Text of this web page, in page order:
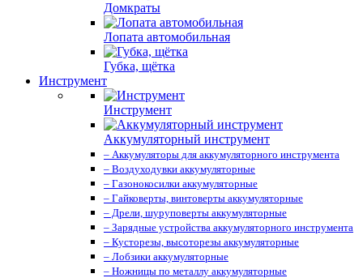
Домкраты
Лопата автомобильная
Губка, щётка
Инструмент
Инструмент
Аккумуляторный инструмент
– Аккумуляторы для аккумуляторного инструмента
– Воздуходувки аккумуляторные
– Газонокосилки аккумуляторные
– Гайковерты, винтоверты аккумуляторные
– Дрели, шуруповерты аккумуляторные
– Зарядные устройства аккумуляторного инструмента
– Кусторезы, высоторезы аккумуляторные
– Лобзики аккумуляторные
– Ножницы по металлу аккумуляторные